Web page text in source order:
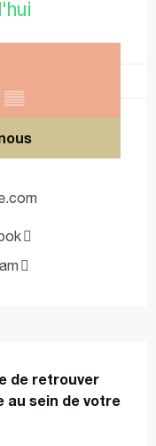
▒▒
de retrouver
au sein de votre